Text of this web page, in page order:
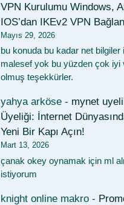
VPN Kurulumu Windows,
IOS’dan IKEv2 VPN
Mayıs 29, 2026
bu konuda bu kadar net bilgiler
malesef yok bu yüzden çok iyi
olmuş teşekkürler.
yahya arköse - mynet
Üyeliği: İnternet
Yeni Bir Kapı Açın!
Mart 13, 2026
çanak okey oynamak için ml
istiyorum
knight online makro -